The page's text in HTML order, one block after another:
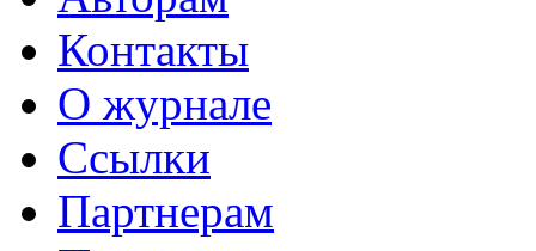
Контакты
О журнале
Ссылки
Партнерам